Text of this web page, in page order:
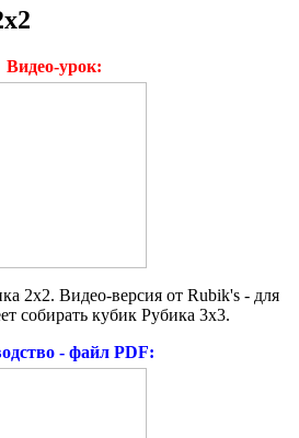
Видео-урок:
2х2. Видео-версия от Rubik's - для
собирать кубик Рубика 3х3.
- файл PDF: